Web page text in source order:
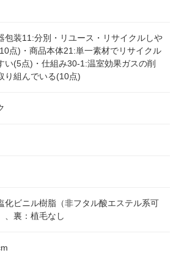
包装11:分別・リユース・リサイクルしや
点)・商品本体21:単一素材でリサイクル
い(5点)・仕組み30-1:温室効果ガスの削
り組んでいる(10点)
化ビニル樹脂（非フタル酸エステル系可
、裏：植毛なし